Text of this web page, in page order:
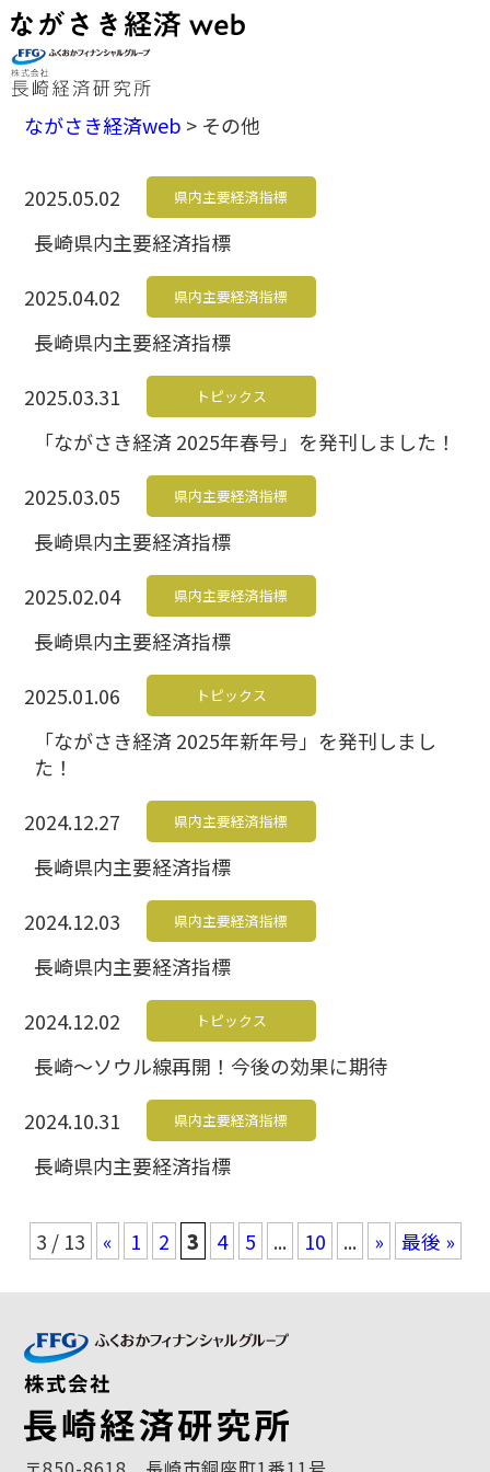
ながさき経済web > その他
2025.05.02 県内主要経済指標
長崎県内主要経済指標
2025.04.02
県内主要経済指標
長崎県内主要経済指標
2025.03.31
トピックス
「ながさき経済 2025年春号」を発刊しました！
2025.03.05
県内主要経済指標
長崎県内主要経済指標
2025.02.04
県内主要経済指標
長崎県内主要経済指標
2025.01.06
トピックス
「ながさき経済 2025年新年号」を発刊しまし
た！
2024.12.27
県内主要経済指標
長崎県内主要経済指標
2024.12.03
県内主要経済指標
長崎県内主要経済指標
2024.12.02
トピックス
長崎～ソウル線再開！今後の効果に期待
2024.10.31
県内主要経済指標
長崎県内主要経済指標
3 / 13 « 1 2 3 4 5 ... 10 ... » 最後 »